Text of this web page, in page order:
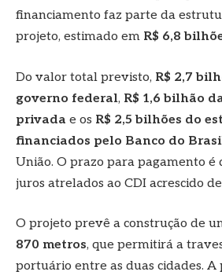
financiamento faz parte da
projeto, estimado em R$ 6,8
Do valor total previsto, R$ 2,7
governo federal, R$ 1,6 bilhão
privada e os R$ 2,5 bilhões do
financiados pelo Banco do
União. O prazo para pagamento é
juros atrelados ao CDI acrescido de
O projeto prevê a construção de
870 metros, que permitirá a
portuário entre as duas cidades. A